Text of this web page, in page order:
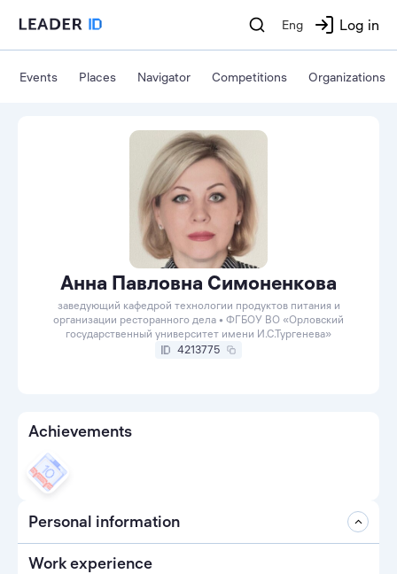
Eng Log in
Events Places Navigator Competitions Organizations
Анна Павловна Симоненкова
заведующий кафедрой технологии продуктов питания и
организации ресторанного дела • ФГБОУ ВО «Орловский
государственный университет имени И.С.Тургенева»
4213775
Achievements
Personal information
Work experience